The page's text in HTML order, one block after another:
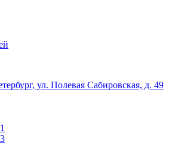
ул. Полевая Сабировская, д. 49